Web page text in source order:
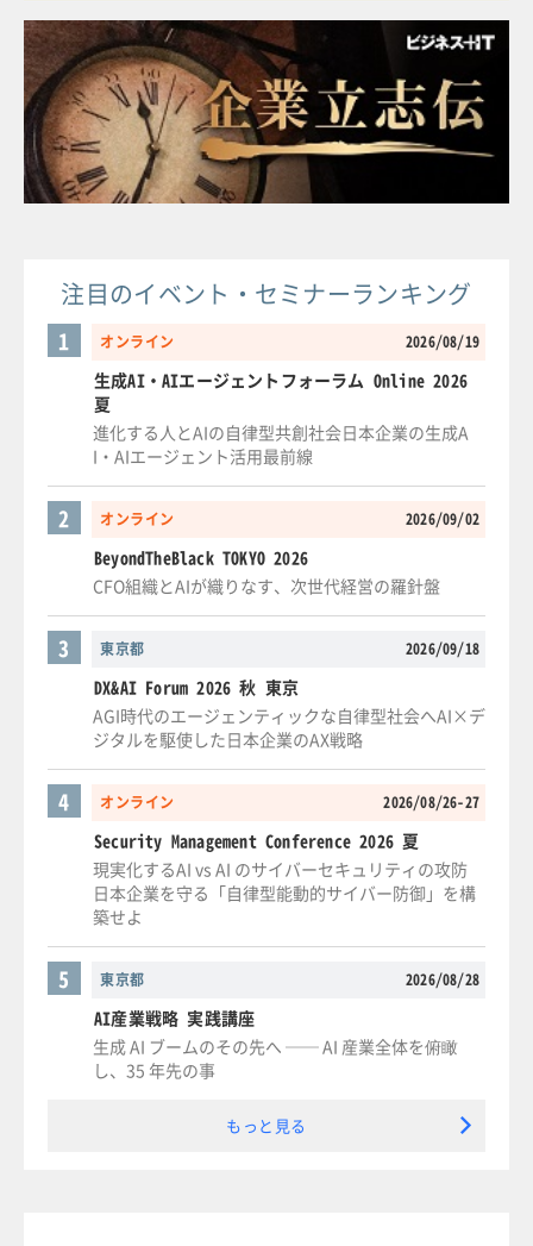
注目のイベント・セミナーランキング
オンライン 2026/08/19
1
生成AI・AIエージェントフォーラム Online 2026
夏
進化する人とAIの自律型共創社会日本企業の生成A
I・AIエージェント活用最前線
オンライン 2026/09/02
2
BeyondTheBlack TOKYO 2026
CFO組織とAIが織りなす、次世代経営の羅針盤
東京都 2026/09/18
3
DX&AI Forum 2026 秋 東京
AGI時代のエージェンティックな自律型社会へAI×デ
ジタルを駆使した日本企業のAX戦略
オンライン 2026/08/26-27
4
Security Management Conference 2026 夏
現実化するAI vs AI のサイバーセキュリティの攻防
日本企業を守る「自律型能動的サイバー防御」を構
築せよ
東京都 2026/08/28
5
AI産業戦略 実践講座
生成 AI ブームのその先へ ── AI 産業全体を俯瞰
し、35 年先の事
もっと見る